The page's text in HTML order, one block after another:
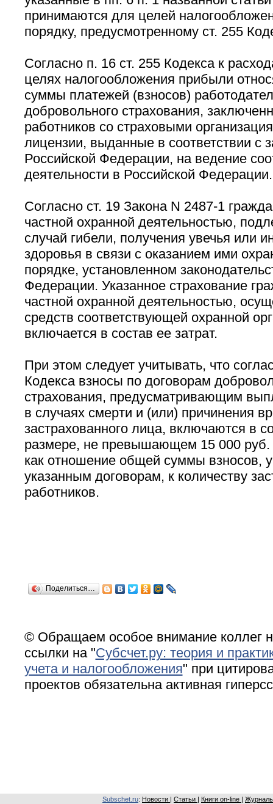
принимаются для целей
порядку, предусмотренному ст. 255
Согласно п. 16 ст. 255 Кодекса к
целях налогообложения прибыли
суммы платежей (взносов)
добровольного страхования,
работников со страховыми
лицензии, выданные в соответствии с
Российской Федерации, на ведение
деятельности в Российской Федерации.
Согласно ст. 19 Закона N 2487-1
частной охранной деятельностью,
случай гибели, получения увечья или
здоровья в связи с оказанием ими
порядке, установленном
Федерации. Указанное страхование
частной охранной деятельностью,
средств соответствующей охранной
включается в состав ее затрат.
При этом следует учитывать, что
Кодекса взносы по договорам
страхования, предусматривающим
в случаях смерти и (или) причинения
застрахованного лица, включаются в
размере, не превышающем 15 000 руб.
как отношение общей суммы взносов,
указанным договорам, к количеству
работников.
Поделиться…
© Обращаем особое внимание коллег
ссылки на "Субсчет.ру: теория и
учета и налогообложения" при
проектов обязательна активная
Subschet.ru: Новости Статьи Книги on-line